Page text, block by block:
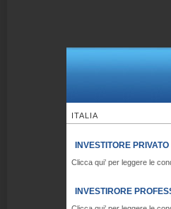
ITALIA
INVESTITORE PRIVATO
Clicca qui’ per leggere le
INVESTIRORE